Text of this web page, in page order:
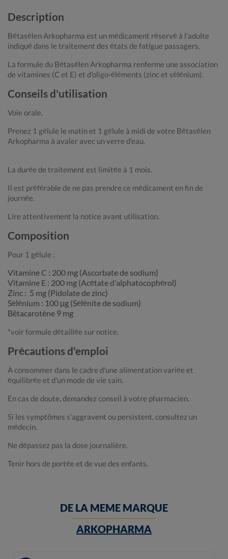
Description
Bétasélen Arkopharma est un médicament réservé à l'adulte
indiqué dans le traitement des états de fatigue passagers.
La formule du Bétasélen Arkopharma renferme une association
de vitamines (C et E) et d'oligo-éléments (zinc et sélénium).
Conseils d'utilisation
Voie orale.
Prenez 1 gélule le matin et 1 gélule à midi de votre Bétasélen
Arkopharma à avaler avec un verre d'eau.
La durée de traitement est limitée à 1 mois.
Il est préférable de ne pas prendre ce médicament en fin de
journée.
Lire attentivement la notice avant utilisation.
Composition
Pour 1 gélule :
Vitamine C : 200 mg (Ascorbate de sodium)
Vitamine E : 200 mg (Acétate d'alphatocophérol)
Zinc : 5 mg (Pidolate de zinc)
Sélénium : 100 μg (Sélénite de sodium)
Bêtacarotène 9 mg
*voir formule détaillée sur notice.
Précautions d'emploi
À consommer dans le cadre d'une alimentation variée et
équilibrée et d'un mode de vie sain.
En cas de doute, demandez conseil à votre pharmacien.
Si les symptômes s’aggravent ou persistent, consultez un
médecin.
Ne dépassez pas la dose journalière.
Tenir hors de portée et de vue des enfants.
DE LA MEME MARQUE
ARKOPHARMA